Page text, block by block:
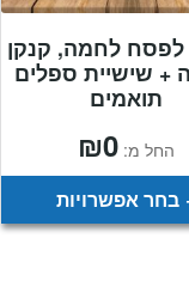
לחמה, קנקן
+ שישיית ספלים
תואמים
החל מ: ₪0
בחר אפשרויות